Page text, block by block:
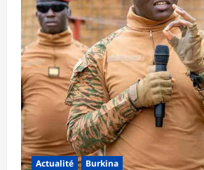
Actualité Burkina